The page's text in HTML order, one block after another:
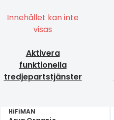
Innehållet kan inte
visas
Aktivera
funktionella
tredjepartstjänster
HiFiMAN